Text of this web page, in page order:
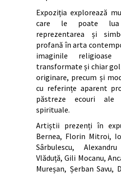
Expoziția explorează
care le poate
reprezentarea și
profană în arta
imaginile religioase
transformate și chiar
originare, precum și
cu referințe aparent
păstreze ecouri ale
spirituale.
Artiștii prezenți în
Bernea, Florin Mitroi,
Sârbulescu,
Vlăduță, Gili Mocanu,
Mureșan, Șerban Savu,